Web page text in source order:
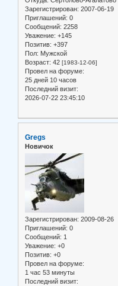
Зарегистрирован: 2007-06-19
Приглашений: 0
Сообщений: 2258
Уважение: +145
Позитив: +397
Пол: Мужской
Возраст: 42 [1983-12-06]
Провел на форуме:
25 дней 10 часов
Последний визит:
2026-07-22 23:45:10
Gregs
Новичок
Зарегистрирован: 2009-08-26
Приглашений: 0
Сообщений: 1
Уважение: +0
Позитив: +0
Провел на форуме:
1 час 53 минуты
Последний визит: